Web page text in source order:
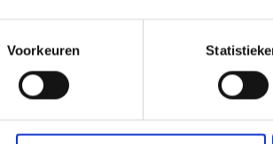
Voorkeuren
A0 bouwtekening in kleur